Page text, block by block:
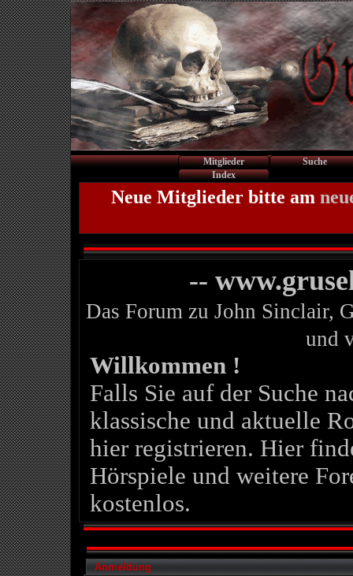
Mitglieder
Suche
Index
Neue Mitglieder bitte am
--
Das Forum zu John Sinclair,
und
Willkommen !
Falls Sie auf der Suche
klassische und aktuelle
hier registrieren. Hier
Hörspiele und weitere
kostenlos.
Anmeldung